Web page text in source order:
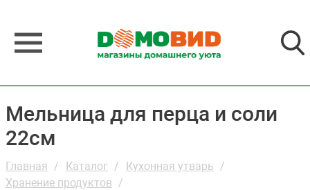
Мельница для перца и соли
22см
Главная Каталог
Кухонная утварь
Хранение продуктов